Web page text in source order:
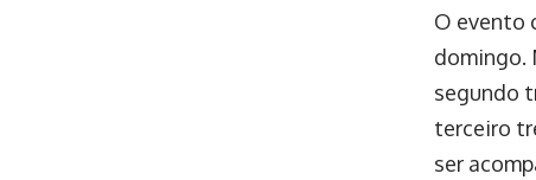
O evento
domingo.
segundo
terceiro
ser